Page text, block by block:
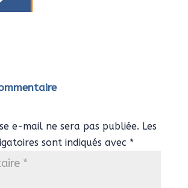
e-mail ne sera pas publiée. Les
sont indiqués avec *